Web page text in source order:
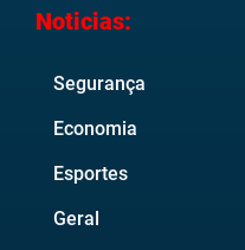
Noticias:
Segurança
Economia
Esportes
Geral